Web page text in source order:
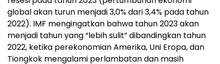
global akan turun menjadi 3,0% dari 3,4% pada tahun
2022). IMF mengingatkan bahwa tahun 2023 akan
menjadi tahun yang “lebih sulit” dibandingkan tahun
2022, ketika perekonomian Amerika, Uni Eropa, dan
Tiongkok mengalami perlambatan dan masih